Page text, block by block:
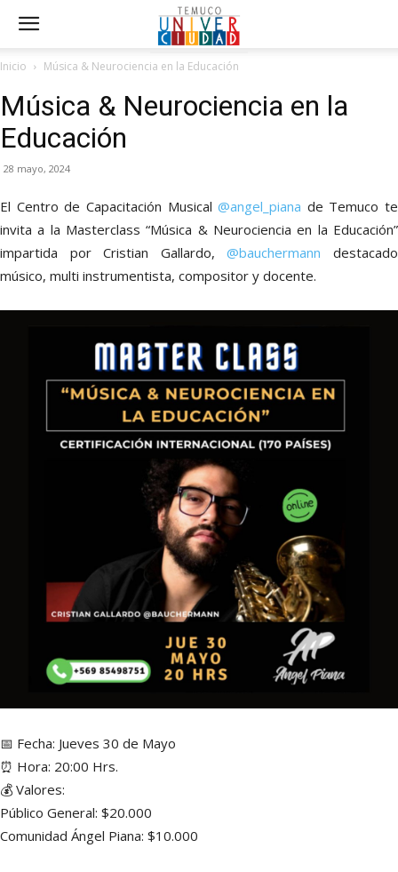
Inicio Música & Neurociencia en la Educación
Música & Neurociencia en la
Educación
28 mayo, 2024
El Centro de Capacitación Musical@angel_piana de Temuco te
invita a la Masterclass “Música & Neurociencia en la Educación”
impartida por Cristian Gallardo,@bauchermann destacado
músico, multi instrumentista, compositor y docente.
📅 Fecha: Jueves 30 de Mayo
⏰ Hora: 20:00 Hrs.
💰 Valores:
Público General: $20.000
Comunidad Ángel Piana: $10.000